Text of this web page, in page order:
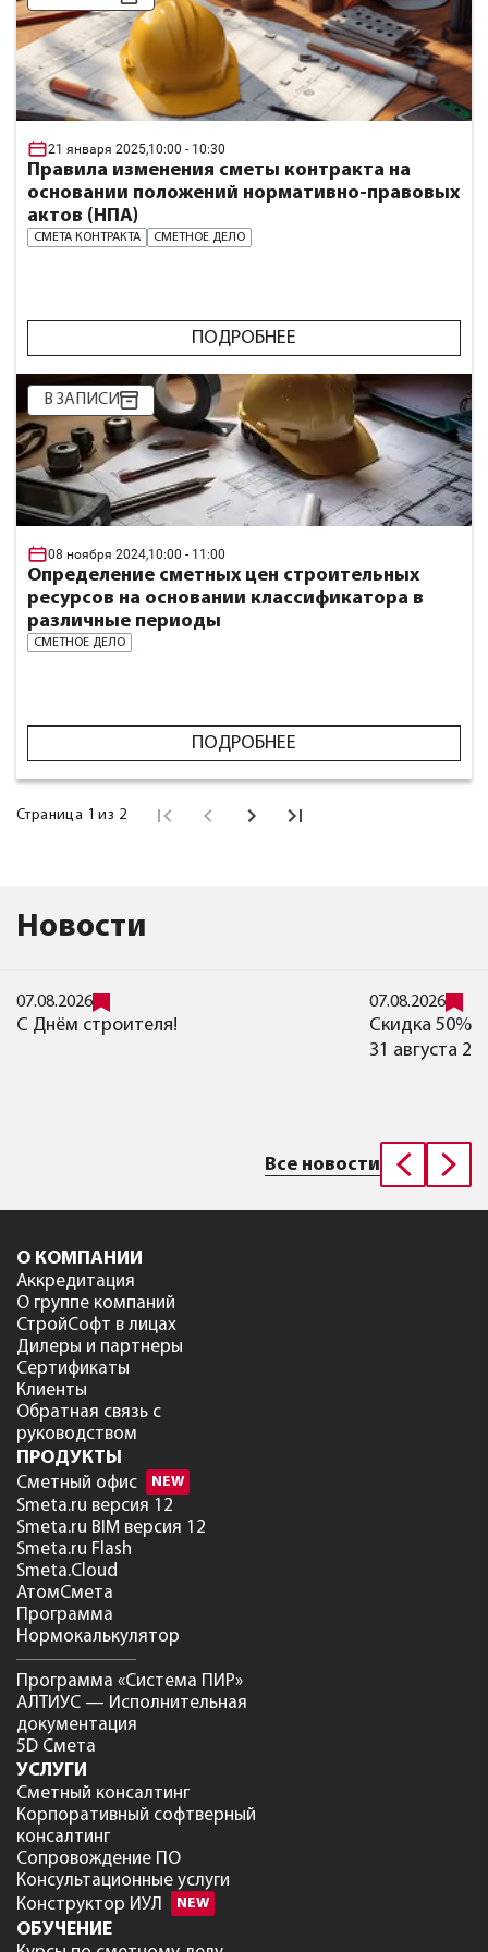
21 января 2025,10:00 - 10:30
Правила изменения сметы контракта на
основании положений нормативно-правовых
актов (НПА)
СМЕТА КОНТРАКТА СМЕТНОЕ ДЕЛО
ПОДРОБНЕЕ
В ЗАПИСИ
08 ноября 2024,10:00 - 11:00
Определение сметных цен строительных
ресурсов на основании классификатора в
различные периоды
СМЕТНОЕ ДЕЛО
ПОДРОБНЕЕ
Страница 1 из 2
Новости
07.08.2026
C Днём строителя!
07.08.2026
Cкидка 50%
31 августа
Все новости
О КОМПАНИИ
Аккредитация
О группе компаний
СтройСофт в лицах
Дилеры и партнеры
Сертификаты
Клиенты
Обратная связь с
руководством
ПРОДУКТЫ
Сметный офис NEW
Smeta.ru версия 12
Smeta.ru BIM версия 12
Smeta.ru Flash
Smeta.Cloud
АтомСмета
Программа
Нормокалькулятор
Программа «Система ПИР»
АЛТИУС — Исполнительная
документация
5D Смета
УСЛУГИ
Сметный консалтинг
Корпоративный софтверный
консалтинг
Сопровождение ПО
Консультационные услуги
Конструктор ИУЛ
NEW
ОБУЧЕНИЕ